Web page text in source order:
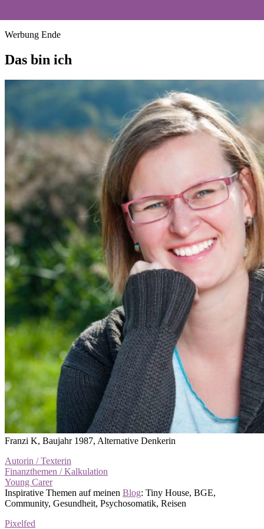
Werbung Ende
Das bin ich
Franzi K, Baujahr 1987, Alternative Denkerin
Autorin / Texterin
Finanzthemen / Kalkulation
Young Carer
Inspirative Themen auf meinen Blog: Tiny House, BGE,
Community, Gesundheit, Psychosomatik, Reisen
Pixelfed